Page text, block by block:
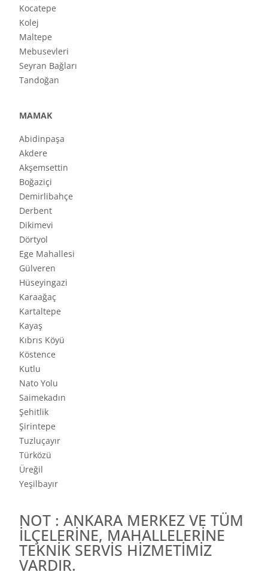
Kocatepe
Kolej
Maltepe
Mebusevleri
Seyran Bağları
Tandoğan
MAMAK
Abidinpaşa
Akdere
Akşemsettin
Boğaziçi
Demirlibahçe
Derbent
Dikimevi
Dörtyol
Ege Mahallesi
Gülveren
Hüseyingazi
Karaağaç
Kartaltepe
Kayaş
Kıbrıs Köyü
Köstence
Kutlu
Nato Yolu
Saimekadın
Şehitlik
Şirintepe
Tuzluçayır
Türközü
Üreğil
Yeşilbayır
NOT : ANKARA MERKEZ VE TÜM
İLÇELERİNE, MAHALLELERİNE
TEKNİK SERVİS HİZMETİMİZ
VARDIR.